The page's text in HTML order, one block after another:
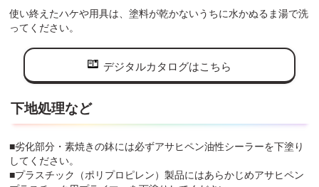
使い終えたハケや用具は、塗料が乾かないうちに水かぬるま湯で洗
ってください。
デジタルカタログはこちら
下地処理など
■劣化部分・素焼きの鉢には必ずアサヒペン油性シーラーを下塗り
してください。
■プラスチック（ポリプロピレン）製品にはあらかじめアサヒペン